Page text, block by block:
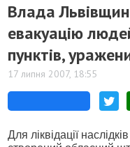
Влада
евакуацію
пунктів,
17 липня 2007, 18:55
Для ліквідації